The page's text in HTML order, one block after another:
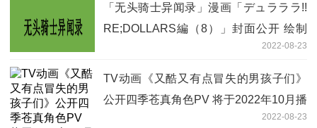
「无头骑士异闻录」漫画「デュラララ!!
RE;DOLLARS編（8）」封面公开 绘制
2022-08-23
TV动画《又酷又有点冒失的男孩子们》
公开四季苍真角色PV 将于2022年10月播
2022-08-23